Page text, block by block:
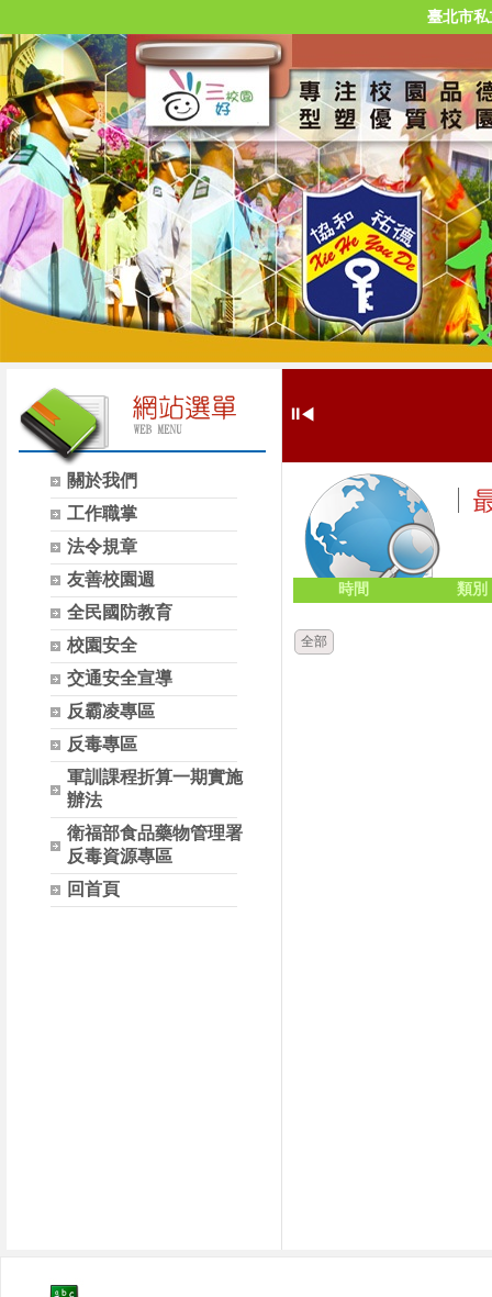
臺北市
關於我們
工作職掌
法令規章
友善校園週
全民國防教育
校園安全
交通安全宣導
反霸凌專區
反毒專區
軍訓課程折算一期實施
辦法
衛福部食品藥物管理署
反毒資源專區
回首頁
⏸◀
時間 類別
全部